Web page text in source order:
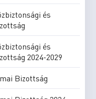
és
és
2024-2029
Bizottság